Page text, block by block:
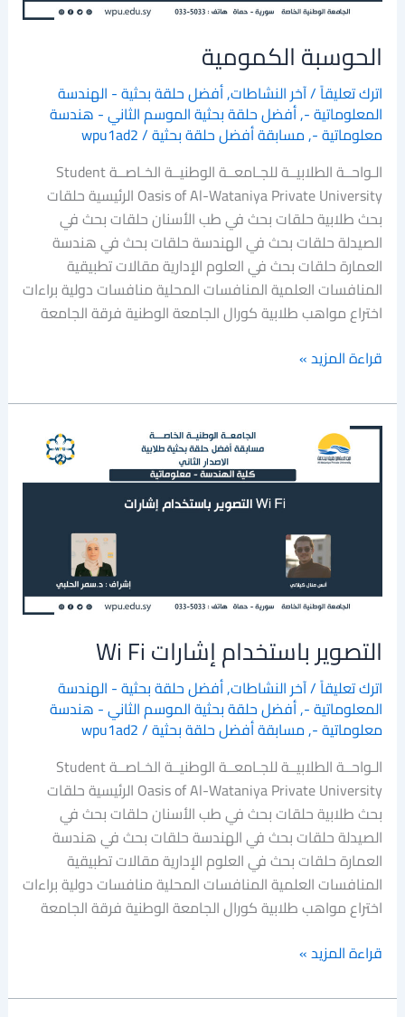
الحوسبة الكمومية
اترك تعليقاً/آخر النشاطات,أفضل حلقة بحثية - الهندسة
المعلوماتية -,أفضل حلقة بحثية الموسم الثاني - هندسة
معلوماتية -,مسابقة أفضل حلقة بحثية/
wpu1ad2
الـواحــة الطلابيــة للجـامعــة الوطنيــة الخـاصــة Student
Oasis of Al-Wataniya Private University الرئيسية حلقات
بحث طلابية حلقات بحث في طب الأسنان حلقات بحث في
الصيدلة حلقات بحث في الهندسة حلقات بحث في هندسة
العمارة حلقات بحث في العلوم الإدارية مقالات تطبيقية
المنافسات العلمية المنافسات المحلية منافسات دولية براءات
اختراع مواهب طلابية كورال الجامعة الوطنية فرقة الجامعة
قراءة المزيد »
التصوير باستخدام إشارات Wi Fi
اترك تعليقاً/آخر النشاطات,أفضل حلقة بحثية - الهندسة
المعلوماتية -,أفضل حلقة بحثية الموسم الثاني - هندسة
معلوماتية -,مسابقة أفضل حلقة بحثية/
wpu1ad2
الـواحــة الطلابيــة للجـامعــة الوطنيــة الخـاصــة Student
Oasis of Al-Wataniya Private University الرئيسية حلقات
بحث طلابية حلقات بحث في طب الأسنان حلقات بحث في
الصيدلة حلقات بحث في الهندسة حلقات بحث في هندسة
العمارة حلقات بحث في العلوم الإدارية مقالات تطبيقية
المنافسات العلمية المنافسات المحلية منافسات دولية براءات
اختراع مواهب طلابية كورال الجامعة الوطنية فرقة الجامعة
التصوير
باستخدام
إشارات
قراءة المزيد »